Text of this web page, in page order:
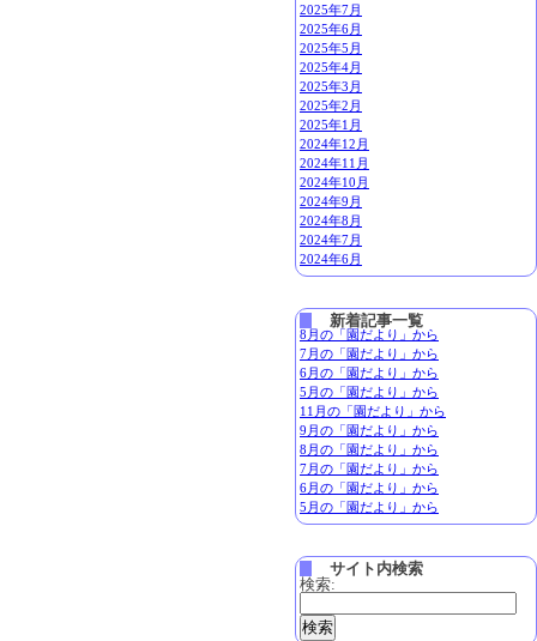
2025年7月
2025年6月
2025年5月
2025年4月
2025年3月
2025年2月
2025年1月
2024年12月
2024年11月
2024年10月
2024年9月
2024年8月
2024年7月
2024年6月
新着記事一覧
8月の「園だより」から
7月の「園だより」から
6月の「園だより」から
5月の「園だより」から
11月の「園だより」から
9月の「園だより」から
8月の「園だより」から
7月の「園だより」から
6月の「園だより」から
5月の「園だより」から
サイト内検索
検索: